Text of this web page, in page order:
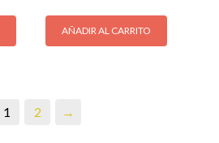
AÑADIR AL CARRITO
1 2 →